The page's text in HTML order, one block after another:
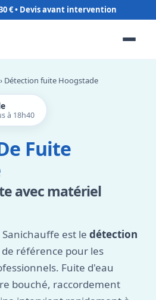
€
› Détection fuite Hoogstade
à 18h40
Fuite
avec matériel
Sanichauffe est le détection
de référence pour les
Fuite d'eau
bouché, raccordement